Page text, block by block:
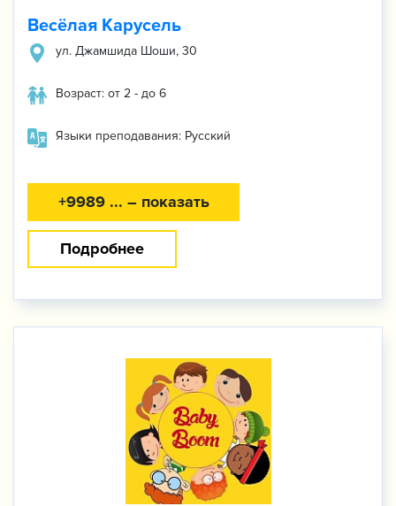
Весёлая Карусель
ул. Джамшида Шоши, 30
Возраст: от 2 - до 6
Языки преподавания: Русский
+9989 ... – показать
Подробнее